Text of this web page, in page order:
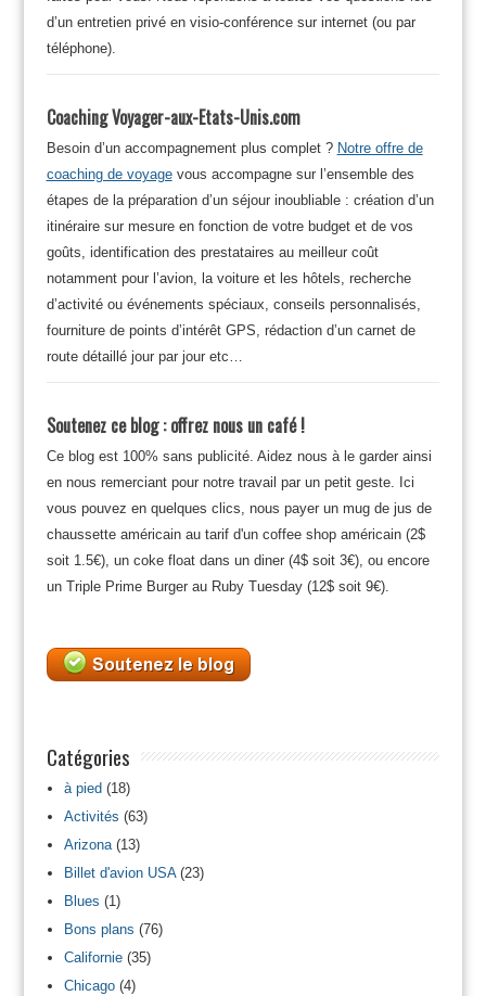
d’un entretien privé en visio-conférence sur internet (ou par
téléphone).
Coaching Voyager-aux-Etats-Unis.com
Besoin d’un accompagnement plus complet ? Notre offre de
coaching de voyagevous accompagne sur l’ensemble des
étapes de la préparation d’un séjour inoubliable : création d’un
itinéraire sur mesure en fonction de votre budget et de vos
goûts, identification des prestataires au meilleur coût
notamment pour l’avion, la voiture et les hôtels, recherche
d’activité ou événements spéciaux, conseils personnalisés,
fourniture de points d’intérêt GPS, rédaction d’un carnet de
route détaillé jour par jour etc…
Soutenez ce blog : offrez nous un café !
Ce blog est 100% sans publicité. Aidez nous à le garder ainsi
en nous remerciant pour notre travail par un petit geste. Ici
vous pouvez en quelques clics, nous payer un mug de jus de
chaussette américain au tarif d'un coffee shop américain (2$
soit 1.5€), un coke float dans un diner (4$ soit 3€), ou encore
un Triple Prime Burger au Ruby Tuesday (12$ soit 9€).
Catégories
à pied(18)
Activités (63)
Arizona(13)
Billet d'avion USA(23)
Blues (1)
Bons plans (76)
Californie(35)
Chicago(4)